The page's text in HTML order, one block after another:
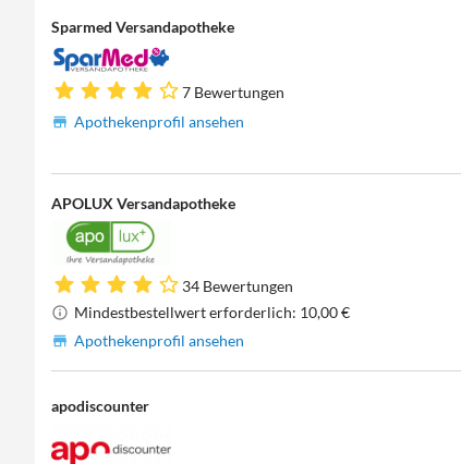
Sparmed Versandapotheke
7 Bewertungen
Apothekenprofil ansehen
APOLUX Versandapotheke
34 Bewertungen
Mindestbestellwert erforderlich: 10,00 €
Apothekenprofil ansehen
apodiscounter